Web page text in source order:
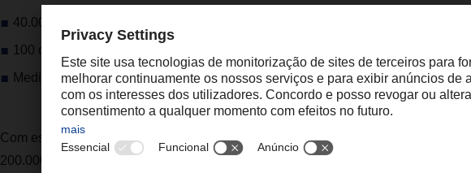
40.000 m² de área construída, com possibilidade de expansão até 11.700 m²
100 docas de carga, automatic shipment sorter e sistema automatizado de
Medidas de eficiência energética, como painéis solares, aerotermia e
Com este novo centro, a DACHSER aumenta a sua capacidade para 800.000
200.000 toneladas de mercadorias, prevendo um crescimento de até 50% nos